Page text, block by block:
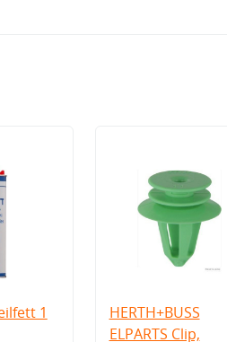
1
HERTH+BUSS
ELPARTS Clip,